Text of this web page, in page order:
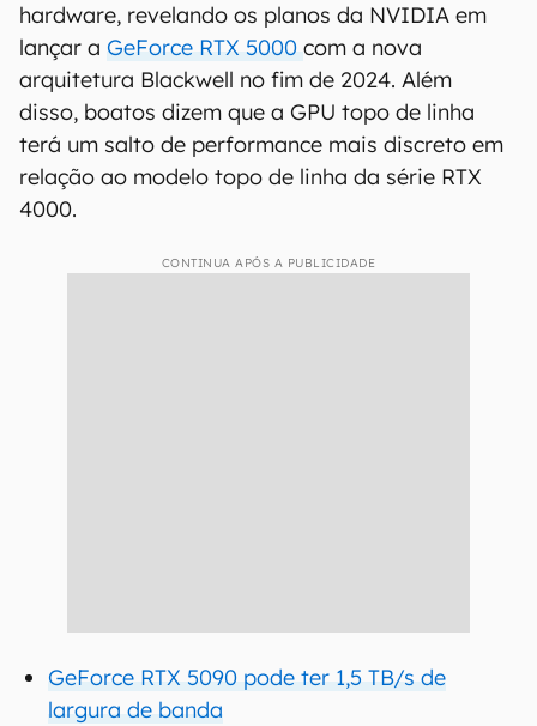
hardware, revelando os planos da NVIDIA em
lançar a GeForce RTX 5000 com a nova
arquitetura Blackwell no fim de 2024. Além
disso, boatos dizem que a GPU topo de linha
terá um salto de performance mais discreto em
relação ao modelo topo de linha da série RTX
4000.
CONTINUA APÓS A PUBLICIDADE
GeForce RTX 5090 pode ter 1,5 TB/s de
largura de banda